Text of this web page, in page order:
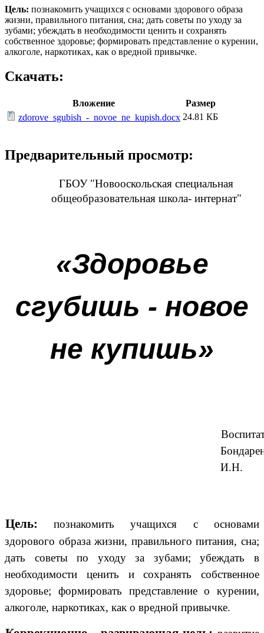
Цель: познакомить учащихся с основами здорового образа
жизни, правильного питания, сна; дать советы по уходу за
зубами; убеждать в необходимости ценить и сохранять
собственное здоровье; формировать представление о курении,
алкоголе, наркотиках, как о вредной привычке.
Скачать:
Вложение
Размер
zdorove_sgubish_-_novoe_ne_kupish.docx 24.81 КБ
Предварительный просмотр:
ГБОУ "Новооскольская специальная
общеобразовательная школа- интернат"
«Здоровье
сгубишь - новое
не купишь»
И.Н.
Цель: познакомить учащихся с основами
здорового образа жизни, правильного питания, сна;
дать советы по уходу за зубами; убеждать в
необходимости ценить и сохранять собственное
здоровье; формировать представление о курении,
алкоголе, наркотиках, как о вредной привычке.